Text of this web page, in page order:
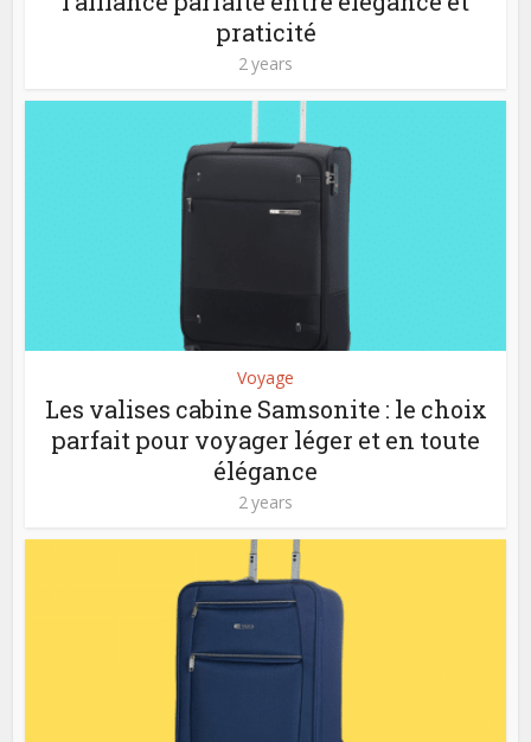
praticité
2 years
Voyage
Les valises cabine Samsonite : le choix
parfait pour voyager léger et en toute
élégance
2 years